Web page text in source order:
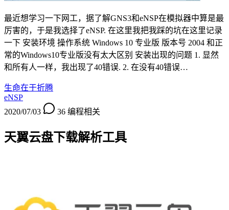
最近想学习一下网工，据了解GNS3和eNSP在模拟器中算是最
厉害的，于是我选择了eNSP. 在这里我把我踩的坑在这里记录
一下 安装环境 操作系统 Windows 10 专业版 版本号 2004 和正
常的Windows10专业版没有太大区别 安装出现的问题 1. 显然
和所有人一样，我出现了40错误. 2. 在没有40错误…
生命在于折腾
eNSP
2020/07/03
36 编程相关
天翼云盘下载解析工具